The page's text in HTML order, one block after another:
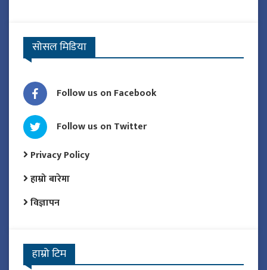
सोसल मिडिया
Follow us on Facebook
Follow us on Twitter
Privacy Policy
हाम्रो बारेमा
विज्ञापन
हाम्रो टिम